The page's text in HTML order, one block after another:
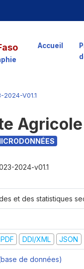
Accueil
2024-V01.1
2024-v01.1
et des statistiques
DDI/XML JSON
de données)